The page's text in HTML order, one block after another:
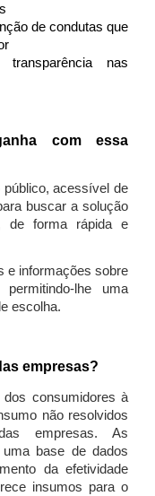
de condutas que
nas
com essa
acessível de
buscar a solução
de forma rápida e
e informações sobre
lhe uma
escolha.
empresas?
consumidores à
não resolvidos
empresas. As
base de dados
da efetividade
insumos para o